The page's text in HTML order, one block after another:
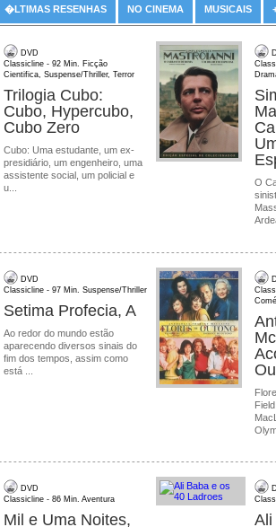
�LTIMAS RESENHAS NO CINEMA MUSICAIS
DVD
Classicline - 92 Min. Ficção
Cientifica, Suspense/Thriller, Terror
Trilogia Cubo:
Cubo, Hypercubo,
Cubo Zero
Cubo: Uma estudante, um ex-
presidiário, um engenheiro, uma
assistente social, um policial e
u...
O
DVD
Classicline - 97 Min. Suspense/Thriller
Setima Profecia, A
Ao redor do mundo estão
aparecendo diversos sinais do
fim dos tempos, assim como
está ...
DVD
Classicline - 86 Min. Aventura
Mil e Uma Noites,
Ali